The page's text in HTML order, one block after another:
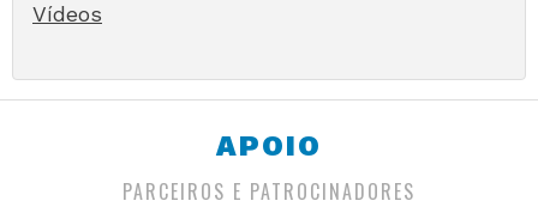
Vídeos
APOIO
PARCEIROS E PATROCINADORES